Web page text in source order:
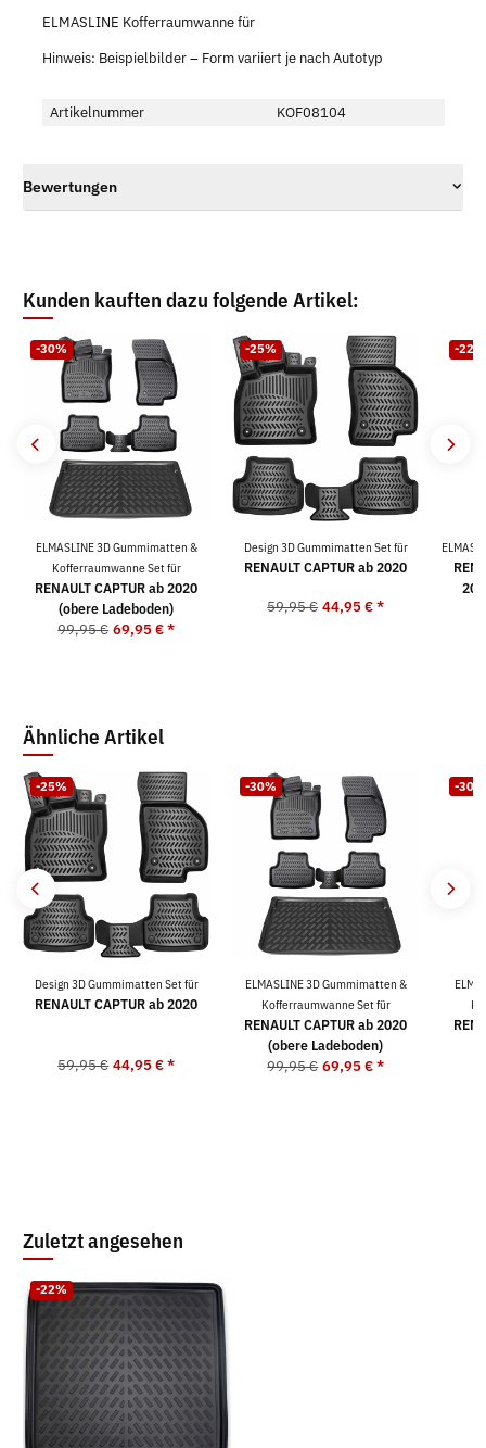
ELMASLINE Kofferraumwanne für
Hinweis: Beispielbilder – Form variiert je nach Autotyp
Artikelnummer KOF08104
Bewertungen
Kunden kauften dazu folgende Artikel:
-30%
ELMASLINE 3D Gummimatten &
Kofferraumwanne Set für
RENAULT CAPTUR ab 2020
(obere Ladeboden)
99,95 € 69,95 €*
-25%
Design 3D Gummimatten Set für
RENAULT CAPTUR ab 2020
59,95 € 44,95 €*
-22%
Ähnliche Artikel
-25%
Design 3D Gummimatten Set für
RENAULT CAPTUR ab 2020
59,95 € 44,95 €*
-30%
ELMASLINE 3D Gummimatten &
Kofferraumwanne Set für
RENAULT CAPTUR ab 2020
(obere Ladeboden)
99,95 € 69,95 €*
-30%
Zuletzt angesehen
-22%